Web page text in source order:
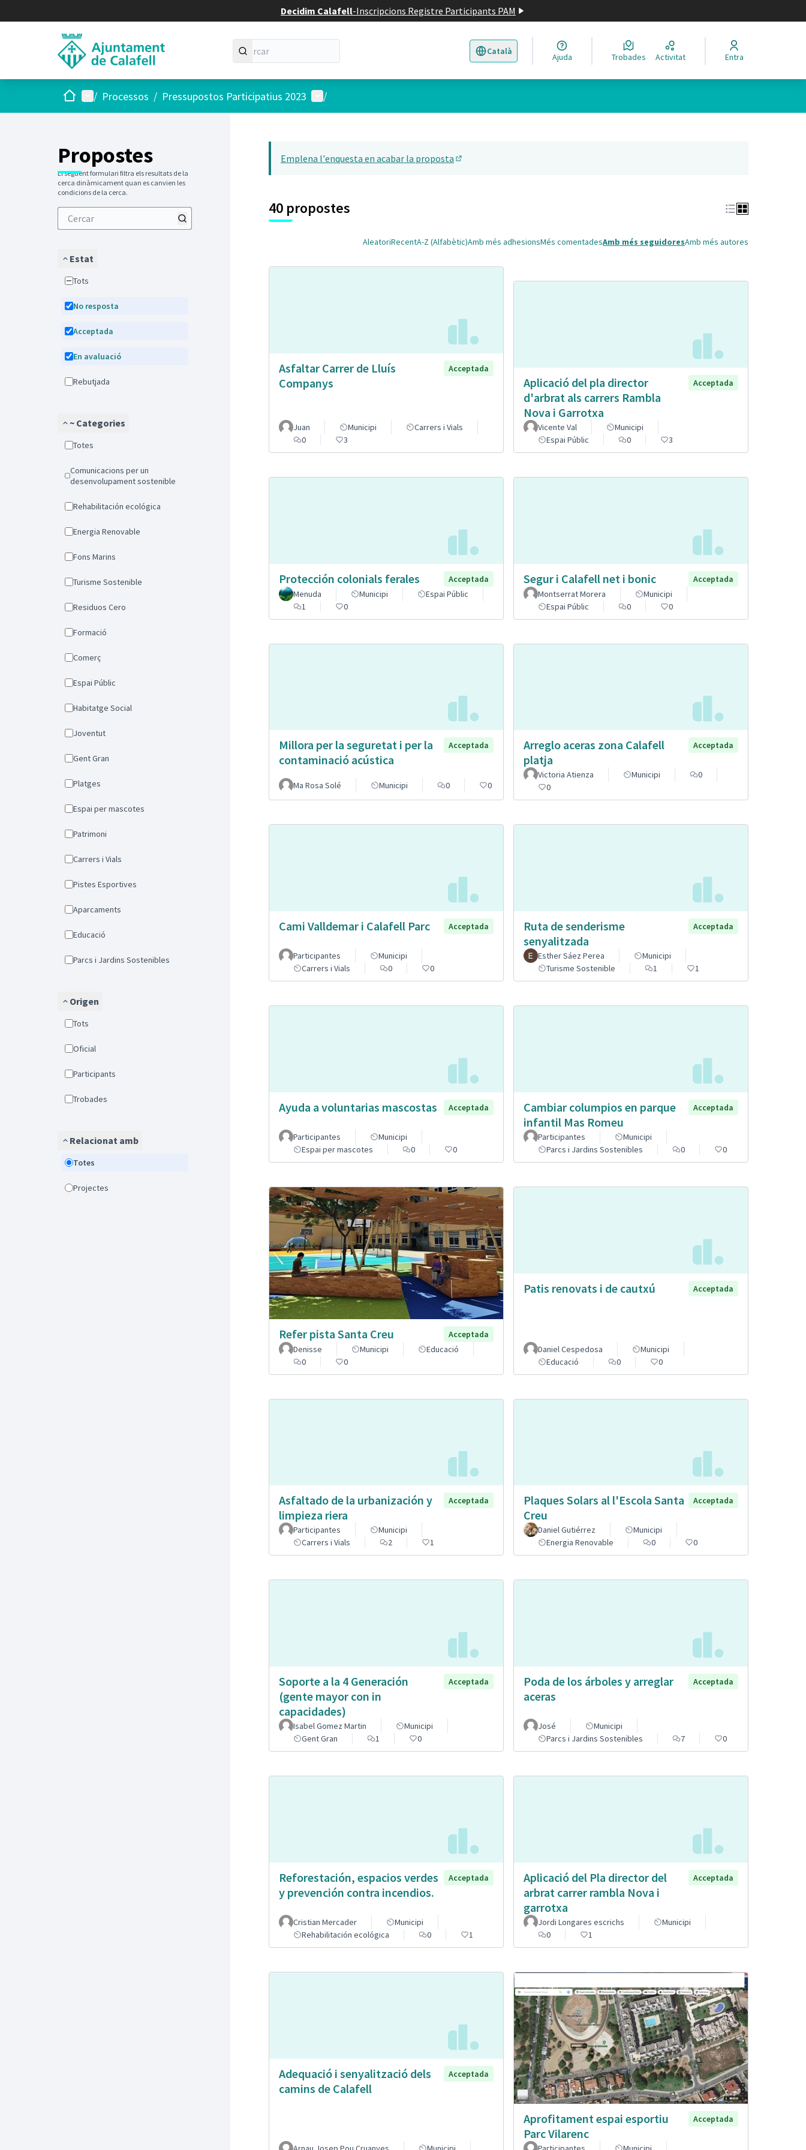
Decidim Calafell-Inscripcions Registre Participants PAM
Català
Triar la llengua Elegir el idioma
Ajuda Trobades Activitat Entra
Inici Menú principal
/ Processos / Pressupostos Participatius 2023 Menú d'usuari
/
Propostes
El següent formulari filtra els resultats de la
cerca dinàmicament quan es canvien les
condicions de la cerca.
Estat
Tots
No resposta
Acceptada
En avaluació
Rebutjada
~ Categories
Totes
Comunicacions per un
desenvolupament sostenible
Rehabilitación ecológica
Energia Renovable
Fons Marins
Turisme Sostenible
Residuos Cero
Formació
Comerç
Espai Públic
Habitatge Social
Joventut
Gent Gran
Platges
Espai per mascotes
Patrimoni
Carrers i Vials
Pistes Esportives
Aparcaments
Educació
Parcs i Jardins Sostenibles
Origen
Tots
Oficial
Participants
Trobades
Relacionat amb
Totes
Projectes
Emplena l'enquesta en acabar la proposta
40 propostes
AleatoriRecentA-Z (Alfabètic)Amb més adhesionsMés comentadesAmb més seguidoresAmb més autores
Asfaltar Carrer de Lluís
Companys
Acceptada
Juan Municipi
Carrers i Vials
0
3
Aplicació del pla director
d'arbrat als carrers Rambla
Nova i Garrotxa
Acceptada
Vicente Val
Municipi
Espai Públic
0 3
Protección colonials ferales
Acceptada
Menuda
Municipi
Espai Públic
1
0
Segur i Calafell net i bonic
Acceptada
Montserrat Morera
Municipi
Espai Públic
0 0
Millora per la seguretat i per la
contaminació acústica
Acceptada
Ma Rosa Solé Municipi 0 0
Arreglo aceras zona Calafell
platja
Acceptada
Victoria Atienza Municipi
0
0
Cami Valldemar i Calafell Parc Acceptada
Participantes
Municipi
Carrers i Vials
0 0
Ruta de senderisme
senyalitzada
Acceptada
Esther Sáez Perea
Municipi
Turisme Sostenible
1 1
Ayuda a voluntarias mascostas Acceptada
Participantes
Municipi
Espai per mascotes
0 0
Cambiar columpios en parque
infantil Mas Romeu
Acceptada
Participantes
Municipi
Parcs i Jardins Sostenibles
0 0
Refer pista Santa Creu
Acceptada
Denisse
Municipi
Educació
0
0
Patis renovats i de cautxú Acceptada
Daniel Cespedosa
Municipi
Educació
0 0
Asfaltado de la urbanización y
limpieza riera
Acceptada
Participantes
Municipi
Carrers i Vials
2 1
Plaques Solars al l'Escola Santa
Creu
Acceptada
Daniel Gutiérrez
Municipi
Energia Renovable
0 0
Soporte a la 4 Generación
(gente mayor con in
capacidades)
Acceptada
Isabel Gomez Martin
Municipi
Gent Gran
1 0
Poda de los árboles y arreglar
aceras
Acceptada
José
Municipi
Parcs i Jardins Sostenibles
7 0
Reforestación, espacios verdes
y prevención contra incendios.
Acceptada
Cristian Mercader
Municipi
Rehabilitación ecológica
0 1
Aplicació del Pla director del
arbrat carrer rambla Nova i
garrotxa
Acceptada
Jordi Longares escrichs
Municipi
0
1
Adequació i senyalització dels
camins de Calafell
Acceptada
Aprofitament espai esportiu
Parc Vilarenc
Acceptada